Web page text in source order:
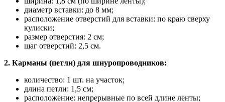
диаметр вставки: до 8 мм;
расположение отверстий для вставки: по краю сверху
кулиски;
размер отверстия: 2 см;
шаг отверстий: 2,5 см.
2. Карманы (петли) для шнуропроводников:
количество: 1 шт. на участок;
длина петли: 1,5 см;
расположение: непрерывные по всей длине ленты;